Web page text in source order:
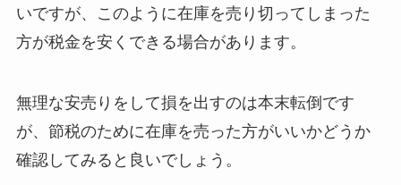
いですが、このように在庫を売り切ってしまった
方が税金を安くできる場合があります。
無理な安売りをして損を出すのは本末転倒です
が、節税のために在庫を売った方がいいかどうか
確認してみると良いでしょう。